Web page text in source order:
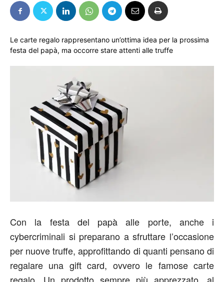
Le carte regalo rappresentano un’ottima idea per la prossima
festa del papà, ma occorre stare attenti alle truffe
Con la festa del papà alle porte, anche i
cybercriminali si preparano a sfruttare l’occasione
per nuove truffe, approfittando di quanti pensano di
regalare una gift card, ovvero le famose carte